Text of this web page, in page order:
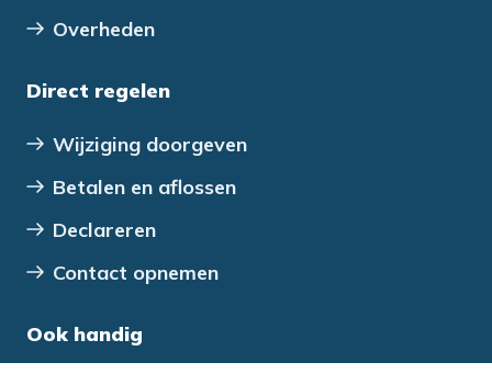
Overheden
Direct regelen
Wijziging doorgeven
Betalen en aflossen
Declareren
Contact opnemen
Ook handig